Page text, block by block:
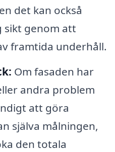
det kan också
sikt genom att
framtida underhåll.
Om fasaden har
andra problem
att göra
själva målningen,
den totala